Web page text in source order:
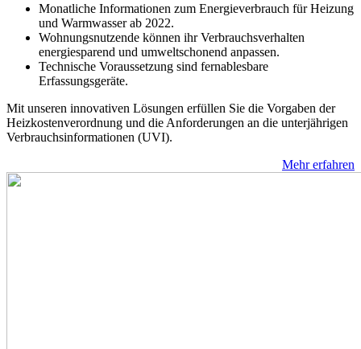
Monatliche Informationen zum Energieverbrauch für Heizung
und Warmwasser ab 2022.
Wohnungsnutzende können ihr Verbrauchsverhalten
energiesparend und umweltschonend anpassen.
Technische Voraussetzung sind fernablesbare
Erfassungsgeräte.
Mit unseren innovativen Lösungen erfüllen Sie die Vorgaben der
Heizkostenverordnung und die Anforderungen an die unterjährigen
Verbrauchsinformationen (UVI).
Mehr erfahren